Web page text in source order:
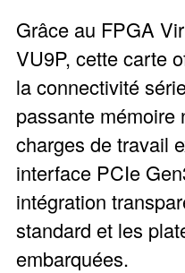
Grâce au FPGA
VU9P, cette carte
la connectivité
passante mémoire
charges de travail
interface PCIe
intégration
standard et les
embarquées.